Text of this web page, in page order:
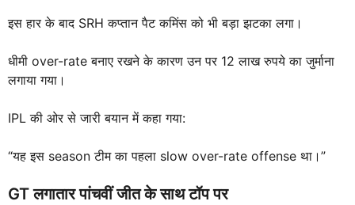
इस हार के बाद SRH कप्तान पैट कमिंस को भी बड़ा झटका लगा।
धीमी over-rate बनाए रखने के कारण उन पर 12 लाख रुपये का जुर्माना
लगाया गया।
IPL की ओर से जारी बयान में कहा गया:
“यह इस season टीम का पहला slow over-rate offense था।”
GT लगातार पांचवीं जीत के साथ टॉप पर